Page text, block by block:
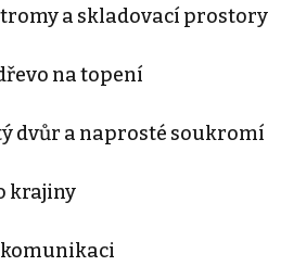
a skladovací prostory
na topení
dvůr a naprosté soukromí
krajiny